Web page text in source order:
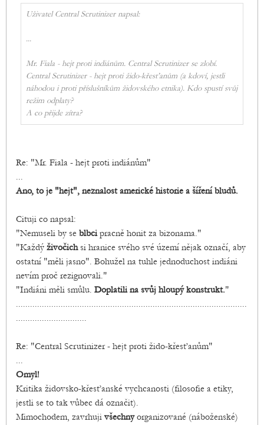
Uživatel Central Scrutinizer napsal:
...
Mr. Fiala - hejt proti indiánům. Central Scrutinizer se zlobí.
Central Scrutinizer - hejt proti žido-křesťanům (a kdoví, jestli
náhodou i proti příslušníkům židovského etnika). Kdo spustí svůj
režim odplaty?
A co přijde zítra?
Re: "Mr. Fiala - hejt proti indiánům"
...
Ano, to je "hejt", neznalost americké historie a šíření bludů.
Cituji co napsal:
"Nemuseli by se blbcipracně honit za bizonama."
"Každý živočichsi hranice svého své území nějak označí, aby
ostatní "měli jasno". Bohužel na tuhle jednoduchost indiáni
nevím proč rezignovali."
"Indiáni měli smůlu. Doplatili na svůj hloupý konstrukt."
..................................................................................................
..............................
Re: "Central Scrutinizer - hejt proti žido-křesťanům"
...
Omyl!
Kritika židovsko-křesťanské vychcanosti (filosofie a etiky,
jestli se to tak vůbec dá označit).
Mimochodem, zavrhuji všechnyorganizované (náboženské)